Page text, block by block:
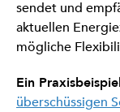
sendet und
aktuellen
mögliche
Ein
überschüssigen